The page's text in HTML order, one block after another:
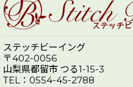
ステッチビーイング
〒402-0056
山梨県都留市 つる1-15-3
TEL：0554-45-2788